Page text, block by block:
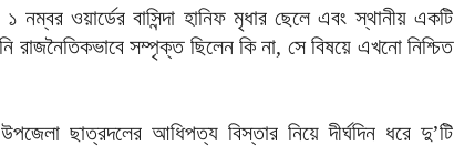
ওয়ার্ডের বাসিন্দা হানিফ মৃধার ছেলে এবং স্থানীয় একটি
রাজনৈতিকভাবে সম্পৃক্ত ছিলেন কি না, সে বিষয়ে এখনো নিশ্চিত
ছাত্রদলের আধিপত্য বিস্তার নিয়ে দীর্ঘদিন ধরে দু’টি